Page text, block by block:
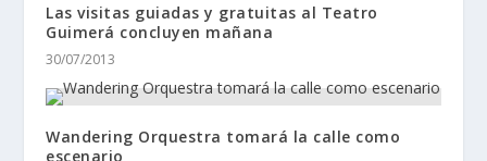
Las visitas guiadas y gratuitas al Teatro
Guimerá concluyen mañana
30/07/2013
Wandering Orquestra tomará la calle como
escenario